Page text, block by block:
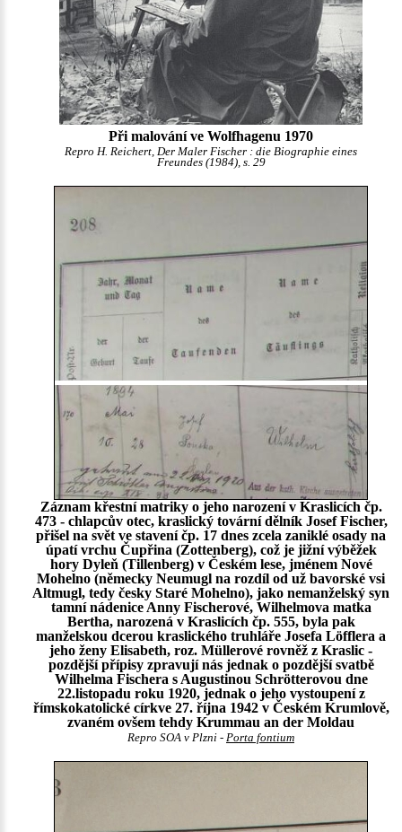
Při malování ve Wolfhagenu 1970
Repro H. Reichert, Der Maler Fischer : die Biographie eines
Freundes (1984), s. 29
Záznam křestní matriky o jeho narození v Kraslicích čp.
473 - chlapcův otec, kraslický tovární dělník Josef Fischer,
přišel na svět ve stavení čp. 17 dnes zcela zaniklé osady na
úpatí vrchu Čupřina (Zottenberg), což je jižní výběžek
hory Dyleň (Tillenberg) v Českém lese, jménem Nové
Mohelno (německy Neumugl na rozdíl od už bavorské vsi
Altmugl, tedy česky Staré Mohelno), jako nemanželský syn
tamní nádenice Anny Fischerové, Wilhelmova matka
Bertha, narozená v Kraslicích čp. 555, byla pak
manželskou dcerou kraslického truhláře Josefa Löfflera a
jeho ženy Elisabeth, roz. Müllerové rovněž z Kraslic -
pozdější přípisy zpravují nás jednak o pozdější svatbě
Wilhelma Fischera s Augustinou Schrötterovou dne
22.listopadu roku 1920, jednak o jeho vystoupení z
římskokatolické církve 27. října 1942 v Českém Krumlově,
zvaném ovšem tehdy Krummau an der Moldau
Repro SOA v Plzni - Porta fontium